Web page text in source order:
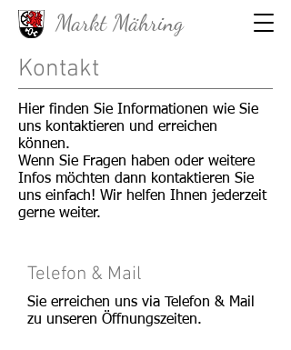
Markt Mähring
Kontakt
Hier finden Sie Informationen wie Sie
uns kontaktieren und erreichen
können.
Wenn Sie Fragen haben oder weitere
Infos möchten dann kontaktieren Sie
uns einfach! Wir helfen Ihnen jederzeit
gerne weiter.
Telefon & Mail
Sie erreichen uns via Telefon & Mail
zu unseren Öffnungszeiten.